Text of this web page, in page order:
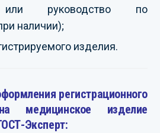
или руководство по
наличии);
изделия.
регистрационного
медицинское изделие
Эксперт: